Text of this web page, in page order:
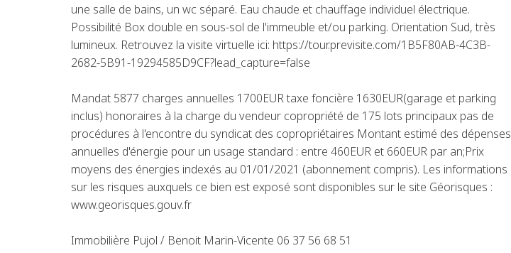
une salle de bains, un wc séparé. Eau chaude et chauffage individuel électrique.
Possibilité Box double en sous-sol de l'immeuble et/ou parking. Orientation Sud, très
lumineux. Retrouvez la visite virtuelle ici: https://tour.previsite.com/1B5F80AB-4C3B-
2682-5B91-19294585D9CF?lead_capture=false
Mandat 5877 charges annuelles 1700EUR taxe foncière 1630EUR(garage et parking
inclus) honoraires à la charge du vendeur copropriété de 175 lots principaux pas de
procédures à l'encontre du syndicat des copropriétaires Montant estimé des dépenses
annuelles d'énergie pour un usage standard : entre 460EUR et 660EUR par an;Prix
moyens des énergies indexés au 01/01/2021 (abonnement compris). Les informations
sur les risques auxquels ce bien est exposé sont disponibles sur le site Géorisques :
www.georisques.gouv.fr
Immobilière Pujol / Benoit Marin-Vicente 06 37 56 68 51